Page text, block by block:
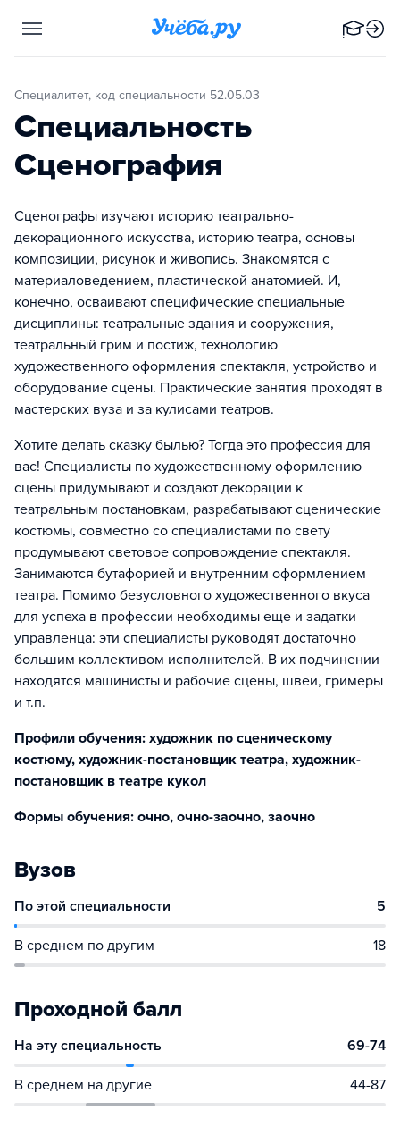
Специалитет, код специальности 52.05.03
Специальность
Сценография
Сценографы изучают историю театрально-
декорационного искусства, историю театра, основы
композиции, рисунок и живопись. Знакомятся с
материаловедением, пластической анатомией. И,
конечно, осваивают специфические специальные
дисциплины: театральные здания и сооружения,
театральный грим и постиж, технологию
художественного оформления спектакля, устройство и
оборудование сцены. Практические занятия проходят в
мастерских вуза и за кулисами театров.
Хотите делать сказку былью? Тогда это профессия для
вас! Специалисты по художественному оформлению
сцены придумывают и создают декорации к
театральным постановкам, разрабатывают сценические
костюмы, совместно со специалистами по свету
продумывают световое сопровождение спектакля.
Занимаются бутафорией и внутренним оформлением
театра. Помимо безусловного художественного вкуса
для успеха в профессии необходимы еще и задатки
управленца: эти специалисты руководят достаточно
большим коллективом исполнителей. В их подчинении
находятся машинисты и рабочие сцены, швеи, гримеры
и т.п.
Профили обучения: художник по сценическому
костюму, художник-постановщик театра, художник-
постановщик в театре кукол
Формы обучения: очно, очно-заочно, заочно
Вузов
По этой специальности 5
В среднем по другим 18
Проходной балл
На эту специальность 69-74
В среднем на другие 44-87